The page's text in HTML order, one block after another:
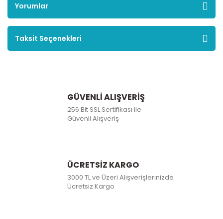
Yorumlar
Taksit Seçenekleri
GÜVENLİ ALIŞVERİŞ
256 Bit SSL Sertifikası ile
Güvenli Alışveriş
ÜCRETSİZ KARGO
3000 TL ve Üzeri Alışverişlerinizde
Ücretsiz Kargo